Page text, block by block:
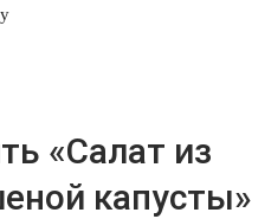
«Салат из
капусты»